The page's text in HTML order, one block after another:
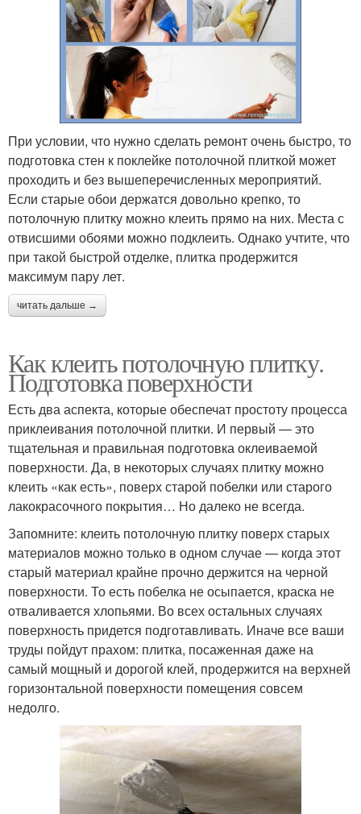
При условии, что нужно сделать ремонт очень быстро, то
подготовка стен к поклейке потолочной плиткой может
проходить и без вышеперечисленных мероприятий.
Если старые обои держатся довольно крепко, то
потолочную плитку можно клеить прямо на них. Места с
отвисшими обоями можно подклеить. Однако учтите, что
при такой быстрой отделке, плитка продержится
максимум пару лет.
читать дальше →
Как клеить потолочную плитку.
Подготовка поверхности
Есть два аспекта, которые обеспечат простоту процесса
приклеивания потолочной плитки. И первый — это
тщательная и правильная подготовка оклеиваемой
поверхности. Да, в некоторых случаях плитку можно
клеить «как есть», поверх старой побелки или старого
лакокрасочного покрытия… Но далеко не всегда.
Запомните: клеить потолочную плитку поверх старых
материалов можно только в одном случае — когда этот
старый материал крайне прочно держится на черной
поверхности. То есть побелка не осыпается, краска не
отваливается хлопьями. Во всех остальных случаях
поверхность придется подготавливать. Иначе все ваши
труды пойдут прахом: плитка, посаженная даже на
самый мощный и дорогой клей, продержится на верхней
горизонтальной поверхности помещения совсем
недолго.